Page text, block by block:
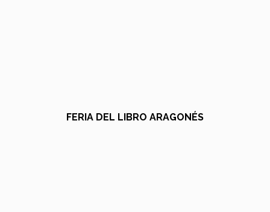
FERIA DEL LIBRO ARAGONÉS